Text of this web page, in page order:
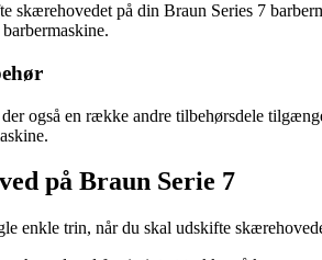
skærehovedet på din Braun Series 7
også en række andre tilbehørsdele
på Braun Serie 7
enkle trin, når du skal udskifte